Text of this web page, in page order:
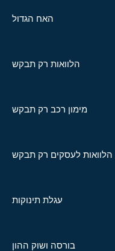
האח הגדול
הלוואות רק תבקש
מימון רכב רק תבקש
הלוואות לעסקים רק תבקש
עגלת תינוקות
בורסה ושוק ההון